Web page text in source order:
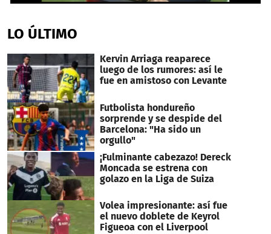
of
13
LO ÚLTIMO
Kervin Arriaga reaparece
luego de los rumores: así le
fue en amistoso con Levante
Futbolista hondureño
sorprende y se despide del
Barcelona: "Ha sido un
orgullo"
¡Fulminante cabezazo! Dereck
Moncada se estrena con
golazo en la Liga de Suiza
Volea impresionante: así fue
el nuevo doblete de Keyrol
Figueoa con el Liverpool